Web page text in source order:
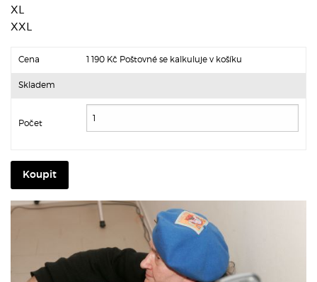
XL
XXL
Cena 1 190 Kč Poštovné se kalkuluje v košíku
Skladem
Počet
Koupit